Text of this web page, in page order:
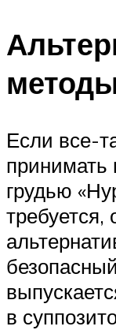
Если все-
принимать
грудью
требуется,
в